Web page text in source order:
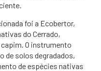
foi a Ecobertor,
do Cerrado,
O instrumento
de solos degradados,
de espécies nativas